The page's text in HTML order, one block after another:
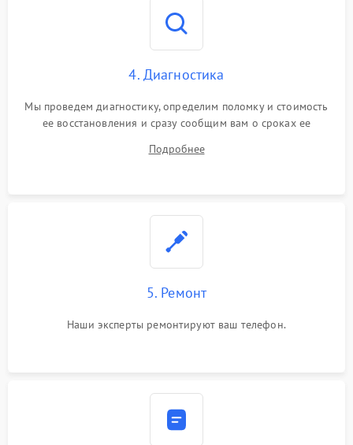
4. Диагностика
Мы проведем диагностику, определим поломку и стоимость
ее восстановления и сразу сообщим вам о сроках ее
Подробнее
5. Ремонт
Наши эксперты ремонтируют ваш телефон.